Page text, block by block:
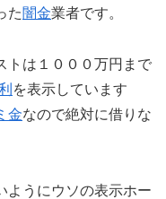
た闇金業者です。
トは１０００万円まで
を表示しています
金なので絶対に借りな
ようにウソの表示ホー